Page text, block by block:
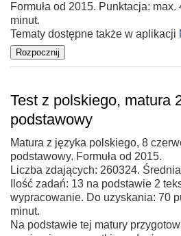
Formuła od 2015. Punktacja:
minut.
Tematy dostępne także w aplikacji
Test z polskiego, matura
podstawowy
Matura z języka polskiego, 8
podstawowy. Formuła od 2015.
Liczba zdających: 260324.
Ilość zadań: 13 na podstawie 2
wypracowanie. Do uzyskania: 70
minut.
Na podstawie tej matury